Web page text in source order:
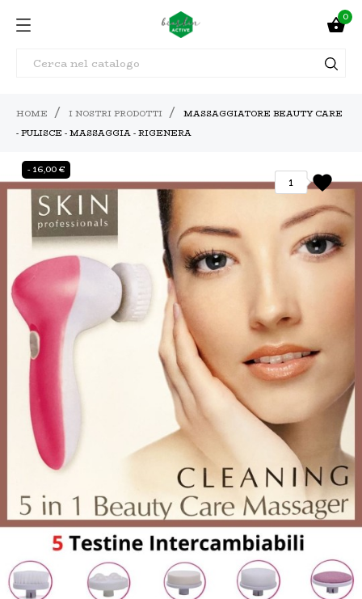
0
HOME I NOSTRI PRODOTTI
MASSAGGIATORE BEAUTY CARE
- PULISCE - MASSAGGIA - RIGENERA
favorite
1
- 16,00 €